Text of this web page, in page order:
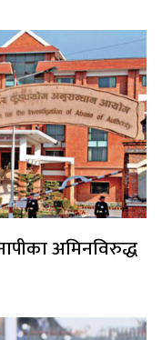
अमिनविरुद्ध